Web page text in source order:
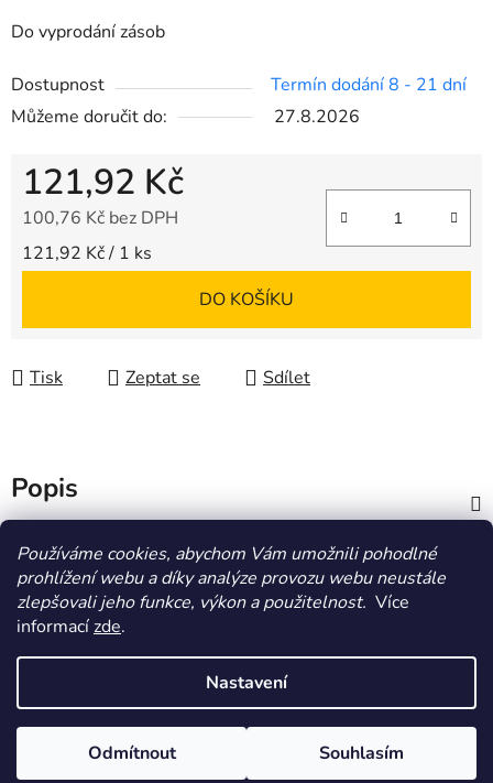
Používáme cookies, abychom Vám umožnili pohodlné
prohlížení webu a díky analýze provozu webu neustále
zlepšovali jeho funkce, výkon a použitelnost. Více
informacízde.
Nastavení
Odmítnout Souhlasím
Do vyprodání zásob
Dostupnost
Termín dodání 8 - 21 dní
Můžeme doručit do:
27.8.2026
121,92 Kč
100,76 Kč bez DPH
Měrná cena:
121,92 Kč / 1 ks
DO KOŠÍKU
Tisk Zeptat se Sdílet
Popis
Diskuze
HOMOLA-shop.cz ZDE NAJDETE VÝDEJNÍ MÍSTO
Vytvořil Shoptet
Copyright 2026
. Všechna práva